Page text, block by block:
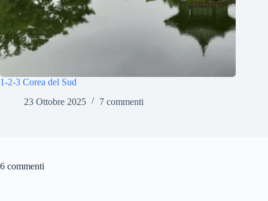
1-2-3 Corea del Sud
23 Ottobre 2025
7 commenti
6 commenti